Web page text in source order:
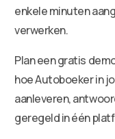
enkele minuten
verwerken.
Plan een gratis
hoe Autoboeker in
aanleveren,
geregeld in één